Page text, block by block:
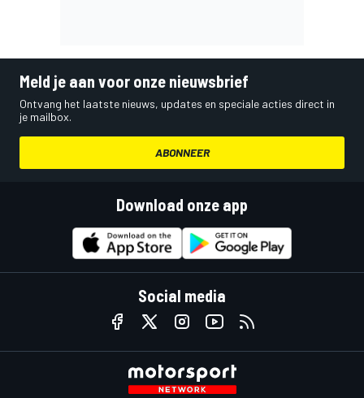
Meld je aan voor onze nieuwsbrief
Ontvang het laatste nieuws, updates en speciale acties direct in
je mailbox.
ABONNEER
Download onze app
Social media